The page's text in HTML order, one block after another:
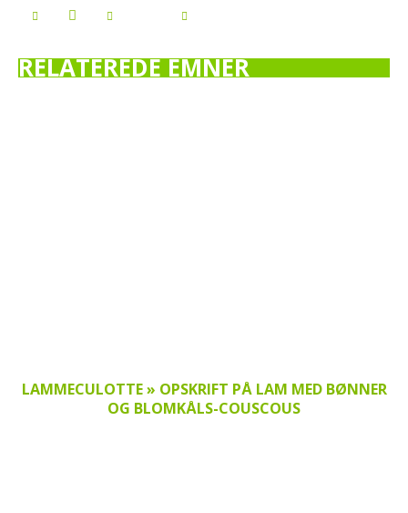
RELATEREDE EMNER
LAMMECULOTTE » OPSKRIFT PÅ LAM MED BØNNER
OG BLOMKÅLS-COUSCOUS